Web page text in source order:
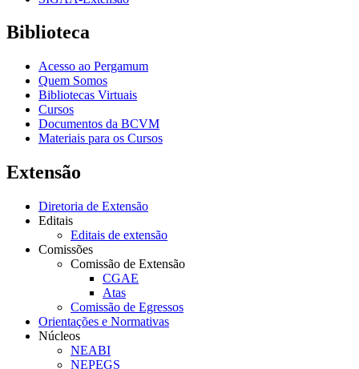
Biblioteca
Acesso ao Pergamum
Quem Somos
Bibliotecas Virtuais
Cursos
Documentos da BCVM
Materiais para os Cursos
Extensão
Diretoria de Extensão
Editais
Editais de extensão
Comissões
Comissão de Extensão
CGAE
Atas
Comissão de Egressos
Orientações e Normativas
Núcleos
NEABI
NEPEGS